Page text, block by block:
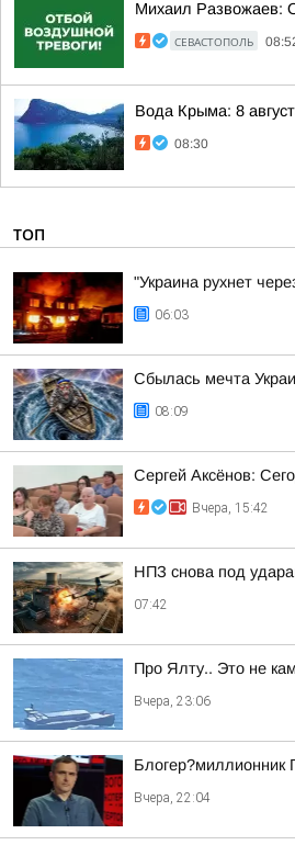
Михаил Развожаев:
СЕВАСТОПОЛЬ
Вода Крыма: 8
08:30
ТОП
"Украина рухнет
06:03
Сбылась мечта
08:09
Сергей Аксёнов:
Вчера, 15:42
НПЗ снова под
07:42
Про Ялту.. Это не
Вчера, 23:06
Блогер?миллионник
Вчера, 22:04